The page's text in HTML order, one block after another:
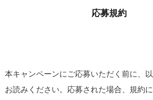
応募規約
本キャンペーンにご応募いただく前に、
お読みください。応募された場合、規約